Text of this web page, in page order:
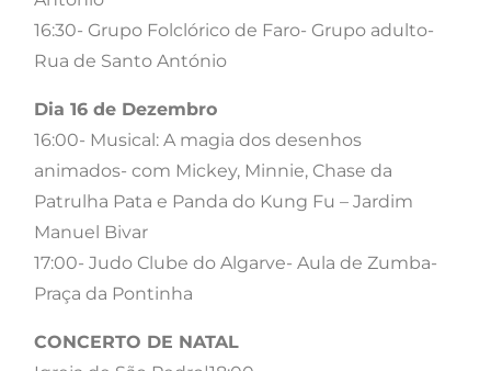
16:30- Grupo Folclórico de Faro- Grupo adulto-
Rua de Santo António
Dia 16 de Dezembro
16:00- Musical: A magia dos desenhos
animados- com Mickey, Minnie, Chase da
Patrulha Pata e Panda do Kung Fu – Jardim
Manuel Bivar
17:00- Judo Clube do Algarve- Aula de Zumba-
Praça da Pontinha
CONCERTO DE NATAL